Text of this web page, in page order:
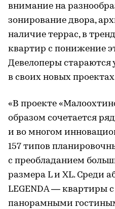
внимание на
зонирование двора,
наличие террас, в
квартир с понижение
Девелоперы стараются
в своих новых
«В проекте
образом сочетается
и во многом
157 типов
с преобладанием
размера L и XL. Среди
LEGENDA — квартиры
панорамными